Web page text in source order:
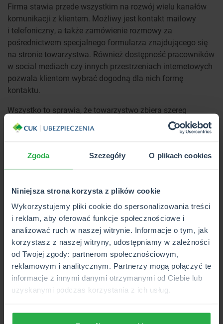
Zgoda Szczegóły O plikach cookies
Niniejsza strona korzysta z plików cookie
Wykorzystujemy pliki cookie do spersonalizowania treści
i reklam, aby oferować funkcje społecznościowe i
analizować ruch w naszej witrynie. Informacje o tym, jak
korzystasz z naszej witryny, udostępniamy w zależności
od Twojej zgody: partnerom społecznościowym,
reklamowym i analitycznym. Partnerzy mogą połączyć te
informacje z innymi danymi otrzymanymi od Ciebie lub
uzyskanymi podczas korzystania z ich usług.
Firma stawia przede wszystkim na rozwój wielu kanałów
komunikacji z klientem. Możliwy jest kontakt mailowy
i telefoniczny, a także zamówienie rozmowy za
pośrednictwem specjalnego formularza znajdującego się
na stronie towarzystwa. Również dostępność pracowników
w social mediach czy innych przestrzeniach internetowych
pozwala klientom wybrać dogodną dla nich formę
kontaktu.
Wszystko to sprawia, że towarzystwo zbiera szereg
pozytywnych opinii. Jakość obsługi jest przez TU Europa
regularnie badana, by na podstawie informacji zwrotnej
ubezpieczenia z TU Europa S.A.
1
Jak zgłosić szkodę w TU Europa S.A.?
Zgłoszenia i likwidacji szkody można dokonać
online, korzystając z formularza kontaktowego
lub mailowo, a także dzwoniąc na infolinię, na
numer: 71 369 28 87 oraz odwiedzając placówkę.
2
Ile kosztuje ubezpieczenie turystyczne w TU
Ubezpieczenie turystyczne w TU Europa zależy od